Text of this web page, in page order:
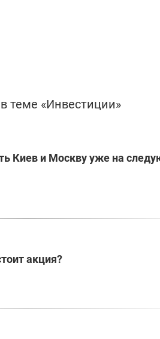
теме «Инвестиции»
Киев и Москву уже на
акция?